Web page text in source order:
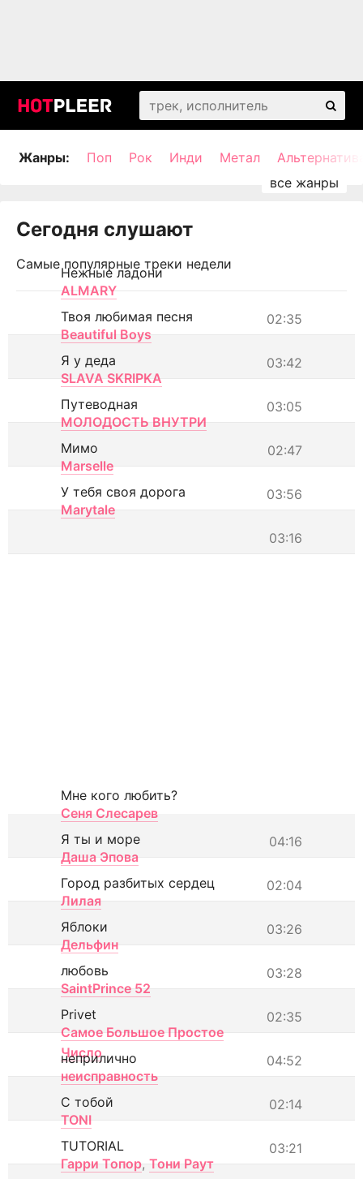
Жанры: Поп Рок Инди Метал
Сегодня слушают
Самые популярные треки недели
Нежные ладони
ALMARY
02:35
Твоя любимая песня
Beautiful Boys
03:42
Я у деда
SLAVA SKRIPKA
03:05
Путеводная
МОЛОДОСТЬ ВНУТРИ
02:47
Мимо
Marselle
03:56
У тебя своя дорога
Marytale
03:16
Мне кого любить?
Сеня Слесарев
04:16
Я ты и море
Даша Эпова
02:04
Город разбитых сердец
Лилая
03:26
Яблоки
Дельфин
03:28
любовь
SaintPrince 52
02:35
Privet
Самое Большое Простое
Число
04:52
неприлично
неисправность
02:14
С тобой
TONI
03:21
TUTORIAL
Гарри Топор, Тони Раут